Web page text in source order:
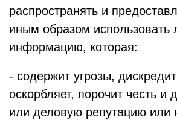
распространять и
иным образом использовать
информацию, которая:
- содержит угрозы,
оскорбляет, порочит честь и
или деловую репутацию или